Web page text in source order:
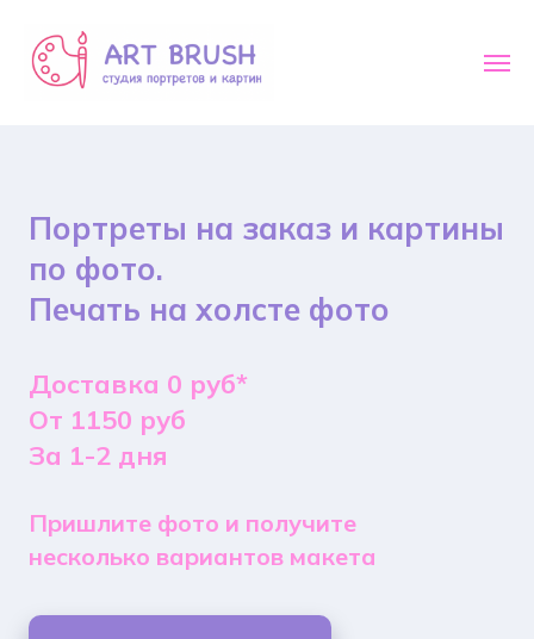
Портреты на заказ и картины
по фото.
Печать на холсте фото
Доставка 0 руб*
От 1150 руб
За 1-2 дня
Пришлите фото и получите
несколько вариантов макета